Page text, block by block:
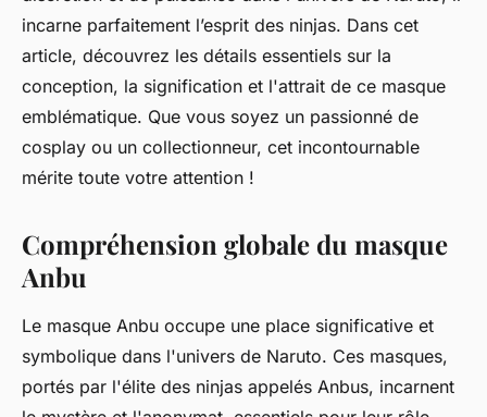
incarne parfaitement l’esprit des ninjas. Dans cet
article, découvrez les détails essentiels sur la
conception, la signification et l'attrait de ce masque
emblématique. Que vous soyez un passionné de
cosplay ou un collectionneur, cet incontournable
mérite toute votre attention !
Compréhension globale du masque
Anbu
Le masque Anbu occupe une place significative et
symbolique dans l'univers de Naruto. Ces masques,
portés par l'élite des ninjas appelés Anbus, incarnent